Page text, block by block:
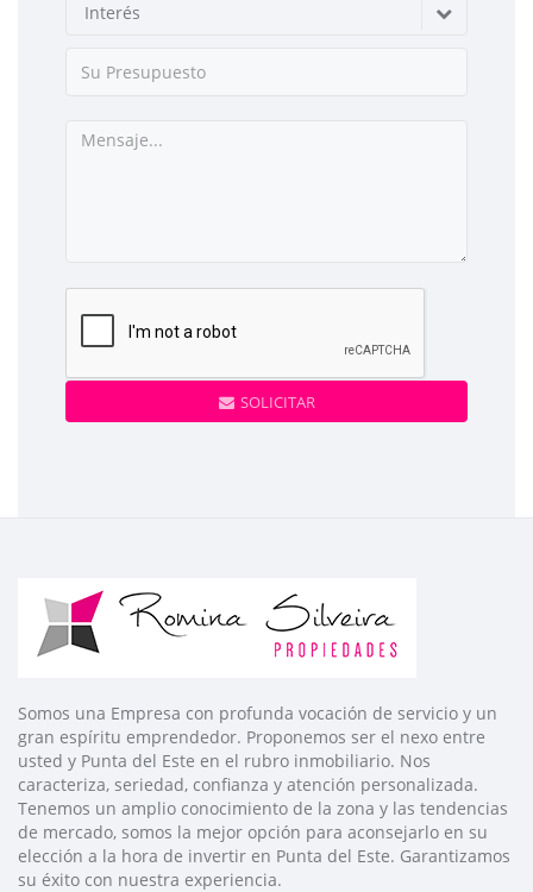
Interés
SOLICITAR
Somos una Empresa con profunda vocación de servicio y un
gran espíritu emprendedor. Proponemos ser el nexo entre
usted y Punta del Este en el rubro inmobiliario. Nos
caracteriza, seriedad, confianza y atención personalizada.
Tenemos un amplio conocimiento de la zona y las tendencias
de mercado, somos la mejor opción para aconsejarlo en su
elección a la hora de invertir en Punta del Este. Garantizamos
su éxito con nuestra experiencia.